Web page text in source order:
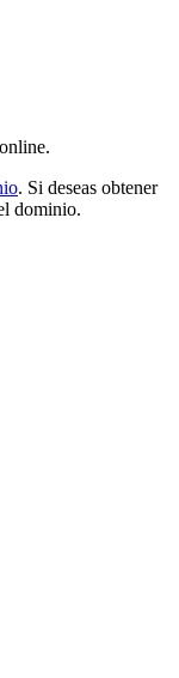
. Si deseas obtener
dominio.